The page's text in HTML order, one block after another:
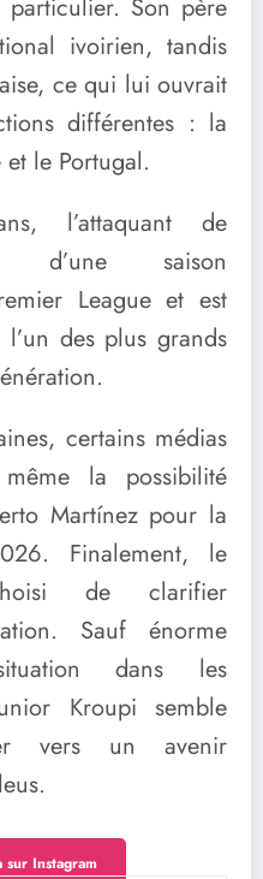
Son père
ivoirien, tandis
ce qui lui ouvrait
différentes : la
le Portugal.
l’attaquant de
d’une saison
League et est
des plus grands
certains médias
la possibilité
Martínez pour la
Finalement, le
de clarifier
Sauf énorme
dans les
Kroupi semble
vers un avenir
sur Instagram